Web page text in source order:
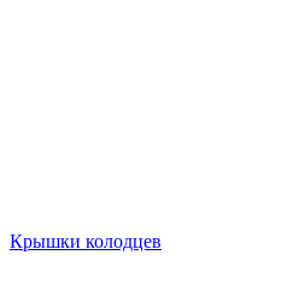
Крышки колодцев